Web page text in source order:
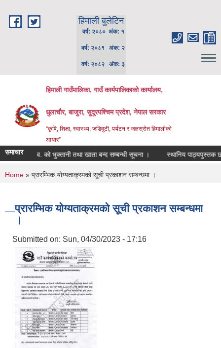
हिमाली बुलेटिन
वर्ष: २०८० अंक: १
वर्ष: २०८१ अंक: २
वर्ष: २०८२ अंक: ३
हिमाली गाउँपालिका, गाउँ कार्यपालिकाकाे कार्यालय,
धुलाचौर, बाजुरा, सुदूरपश्चिम प्रदेश, नेपाल सरकार
“कृषि, शिक्षा, स्वास्थ्य, जडिवुटी, पर्यटन र जलस्रोत हिमालीको
आधार”
समाचार
चालु आ.व. को भुक्तानी तथा खाता बन्द सम्बन्धी सूचना । स्थानिय पाठ्यपुस्तक
You are here
Home » प्रारम्भिक योग्यताक्रमको सूची प्रकाशन सम्बन्धमा ।
प्रारम्भिक योग्यताक्रमको सूची प्रकाशन सम्बन्धमा
।
Submitted on: Sun, 04/30/2023 - 17:16